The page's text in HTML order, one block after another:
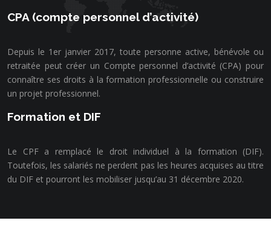
CPA (compte personnel d’activité)
Depuis le 1er janvier 2017, toute personne active, bénévole ou
retraitée peut créer un Compte personnel d’activité (CPA) pour
connaître ses droits à la formation professionnelle ou construire
un projet professionnel.
Formation et DIF
Le CPF a remplacé le droit individuel à la formation (DIF).
Toutefois, les salariés ne perdent pas les heures acquises au titre
du DIF et pourront les mobiliser jusqu’au 31 décembre 2020.